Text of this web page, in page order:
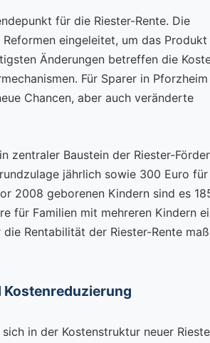
für die Riester-Rente. Die
eingeleitet, um das
Änderungen betreffen die
Für Sparer in
Chancen, aber auch veränderte
zentraler Baustein der Riester-
jährlich sowie 300 Euro
2008 geborenen Kindern sind es
für Familien mit mehreren Kindern
Rentabilität der Riester-Rente
Kostenreduzierung
in der Kostenstruktur neuer